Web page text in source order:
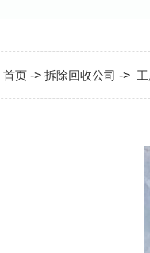
首页 -> 拆除回收公司 ->